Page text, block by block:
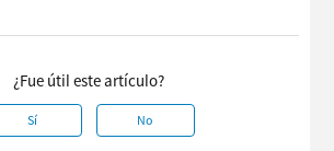
¿Fue útil este artículo?
Sí No